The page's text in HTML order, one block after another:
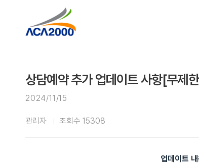
상담예약 추가 업데이트 사항[무제
2024/11/15
관리자 조회수 15308
업데이트